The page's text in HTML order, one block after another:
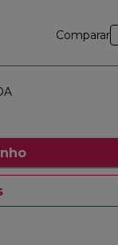
Comparar